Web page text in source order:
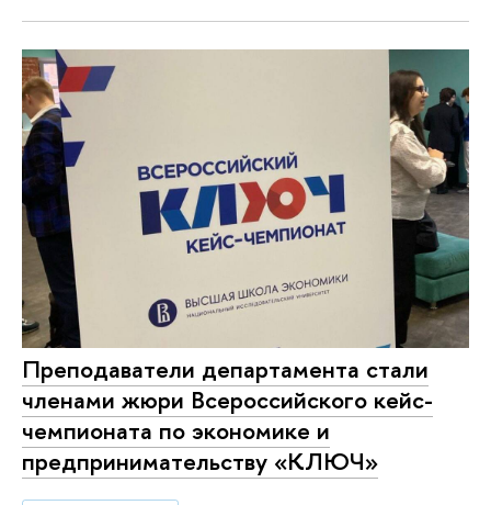
Преподаватели департамента стали
членами жюри Всероссийского кейс-
чемпионата по экономике и
предпринимательству «КЛЮЧ»